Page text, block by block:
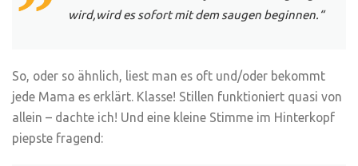
wird,wird es sofort mit dem saugen beginnen.“
So, oder so ähnlich, liest man es oft und/oder bekommt
jede Mama es erklärt. Klasse! Stillen funktioniert quasi von
allein – dachte ich! Und eine kleine Stimme im Hinterkopf
piepste fragend: